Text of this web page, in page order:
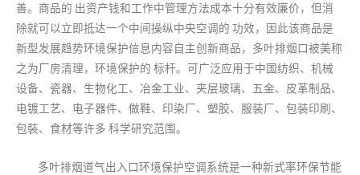
善。商品的 出资产钱和工作中管理方法成本十分有效廉价，但消
除就可以立即抵达一个中间操纵中央空调的 功效，因此该商品是
新型发展趋势环境保护信息内容自主创新商品，多叶排烟口被美称
之为厂房清理，环境保护的 标杆。可广泛应用于中国纺织、机械
设备、瓷器、生物化工、冶金工业、夹层玻璃、五金、皮革制品、
电镀工艺、电子器件、做鞋、印染厂、塑胶、服装厂、包装印刷、
包裝、食材等许多 科学研究范围。
多叶排烟道气出入口环境保护空调系统是一种新式率环保节能